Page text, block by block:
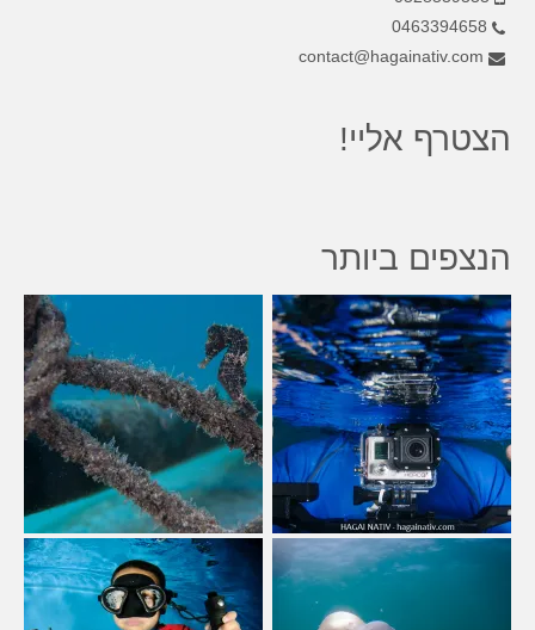
הצטרף אליי!
הנצפים ביותר